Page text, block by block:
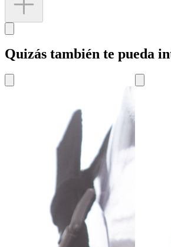
Quizás también te pueda